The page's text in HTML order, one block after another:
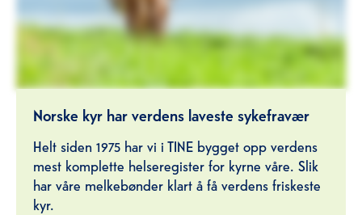
Norske kyr har verdens laveste sykefravær
Helt siden 1975 har vi i TINE bygget opp verdens
mest komplette helseregister for kyrne våre. Slik
har våre melkebønder klart å få verdens friskeste
kyr.